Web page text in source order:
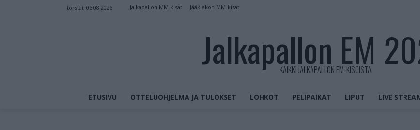
torstai, 06.08.2026 Jalkapallon MM-kisat Jääkiekon MM-kisat
Jalkapallon EM
KAIKKI JALKAPALLON EM-KISOISTA
ETUSIVU OTTELUOHJELMA JA TULOKSET LOHKOT PELIPAIKAT LIPUT LIVE